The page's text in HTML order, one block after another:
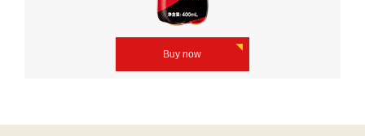
Buy now